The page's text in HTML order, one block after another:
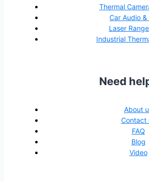
Thermal
Car Audio &
Laser
Industrial
Need
About
Contact
FAQ
Blog
Video